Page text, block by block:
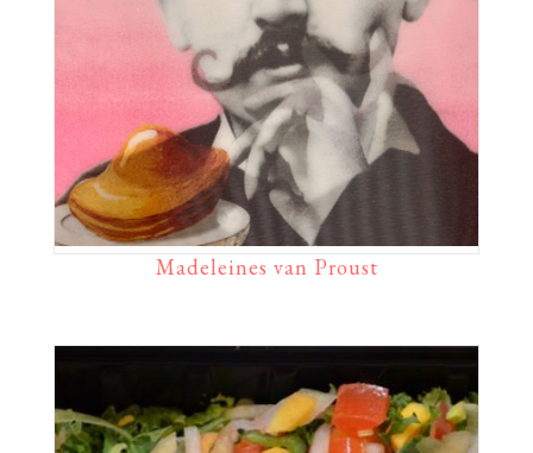
Madeleines van Proust